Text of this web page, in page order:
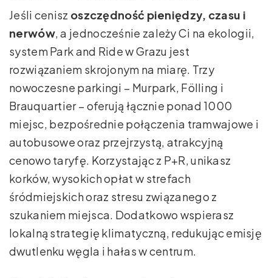
Jeśli cenisz oszczędność pieniędzy, czasu i
nerwów, a jednocześnie zależy Ci na ekologii,
system Park and Ride w Grazu jest
rozwiązaniem skrojonym na miarę. Trzy
nowoczesne parkingi – Murpark, Fölling i
Brauquartier – oferują łącznie ponad 1000
miejsc, bezpośrednie połączenia tramwajowe i
autobusowe oraz przejrzystą, atrakcyjną
cenowo taryfę. Korzystając z P+R, unikasz
korków, wysokich opłat w strefach
śródmiejskich oraz stresu związanego z
szukaniem miejsca. Dodatkowo wspierasz
lokalną strategię klimatyczną, redukując emisję
dwutlenku węgla i hałas w centrum.